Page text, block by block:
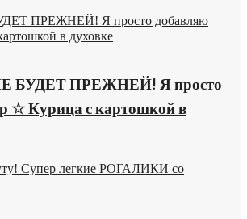
ПРЕЖНЕЙ! Я просто добавляю
в духовке
БУДЕТ ПРЕЖНЕЙ! Я просто
☆ Курица с картошкой в
Супер легкие РОГАЛИКИ со